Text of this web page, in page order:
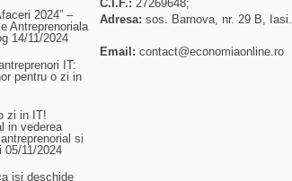
2024” –
Antreprenoriala
14/11/2024
IT:
pentru o zi in
zi in IT!
in vederea
si
05/11/2024
isi deschide
C.I.F.: 27269648;
Adresa: sos. Barnova, nr. 29 B, Iasi.
Email: contact@economiaonline.ro